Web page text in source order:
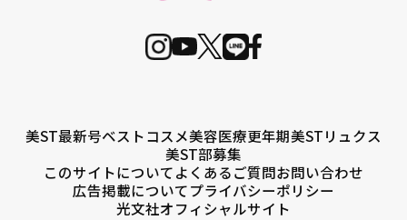
美ST最新号ベストコスメ美容医療更年期美STリュクス
美ST部募集
このサイトについてよくあるご質問お問い合わせ
広告掲載についてプライバシーポリシー
光文社オフィシャルサイト